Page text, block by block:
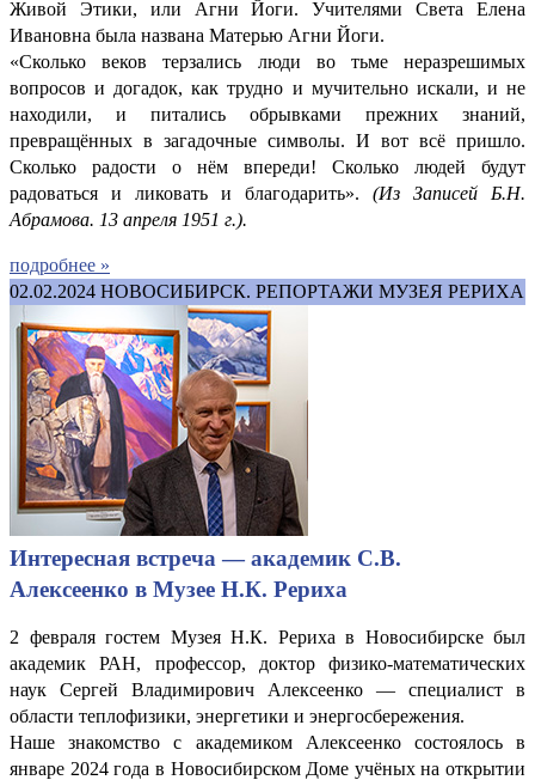
Живой Этики, или Агни Йоги. Учителями Света Елена
Ивановна была названа Матерью Агни Йоги.
«Сколько веков терзались люди во тьме неразрешимых
вопросов и догадок, как трудно и мучительно искали, и не
находили, и питались обрывками прежних знаний,
превращённых в загадочные символы. И вот всё пришло.
Сколько радости о нём впереди! Сколько людей будут
радоваться и ликовать и благодарить». (Из Записей Б.Н.
Абрамова. 13 апреля 1951 г.).
подробнее »
02.02.2024 НОВОСИБИРСК. РЕПОРТАЖИ МУЗЕЯ РЕРИХА
Интересная встреча — академик С.В.
Алексеенко в Музее Н.К. Рериха
2 февраля гостем Музея Н.К. Рериха в Новосибирске был
академик РАН, профессор, доктор физико-математических
наук Сергей Владимирович Алексеенко — специалист в
области теплофизики, энергетики и энергосбережения.
Наше знакомство с академиком Алексеенко состоялось в
январе 2024 года в Новосибирском Доме учёных на открытии